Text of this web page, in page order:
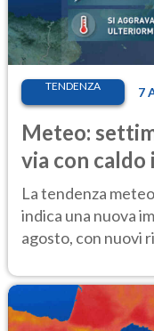
TENDENZA 7
Meteo:
via con caldo
temporale
La tendenza
indica una nuova
agosto, con nuovi